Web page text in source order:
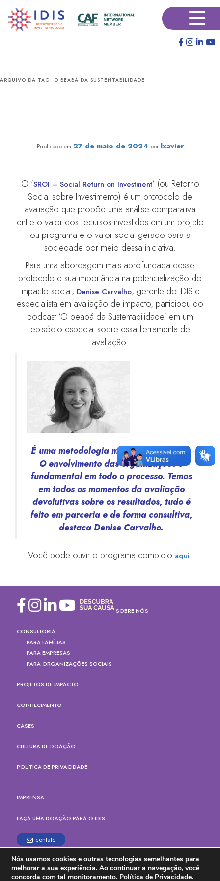
para
para
×
ARQUIVO DA TAG: O BEABÁ DA SUSTENTABILIDADE
Publicado em 27 de maio de 2024 por lxavier
O ‘SROI – Social Return on Investment‘ (ou Retorno
Social sobre Investimento) é um protocolo de
avaliação que propõe uma análise comparativa
entre o valor dos recursos investidos em um projeto
ou programa e o valor social gerado para a
sociedade por meio dessa iniciativa.
Para uma abordagem mais aprofundada desse
protocolo e sua importância na potencialização do
impacto social, Denise Carvalho, gerente do IDIS e
especialista em avaliação de impacto, participou do
podcast ‘O beabá da Sustentabilidade’ em um
episódio especial sobre essa ferramenta de
avaliação.
É uma metodologia muito participativa.
O envolvimento das organizações é
fundamental em todo o processo. Temos
em todos os momentos da avaliação
devolutivas sobre os resultados, tudo é
feito em parceria e de forma consultiva,
destaca Denise Carvalho.
Você pode ouvir o programa completo aqui.
SOBRE NÓS
CONSULTORIA
PARA FAMÍLIAS
PARA EMPRESAS
PARA ORGANIZAÇÕES SOCIAIS
PROJETOS DE IMPACTO
CONHECIMENTO
CASES
CULTURA DE DOAÇÃO
POLÍTICA DE PRIVACIDADE
IMPRENSA
FAÇA UMA DOAÇÃO PARA O IDIS
contato
Rua Paes Leme, 524, cj.165
Pinheiros, São Paulo - SP
Nós usamos cookies e outras tecnologias semelhantes para
melhorar a sua experiência. Ao continuar a navegação, você
concorda com tal monitoramento. Política de Privacidade.